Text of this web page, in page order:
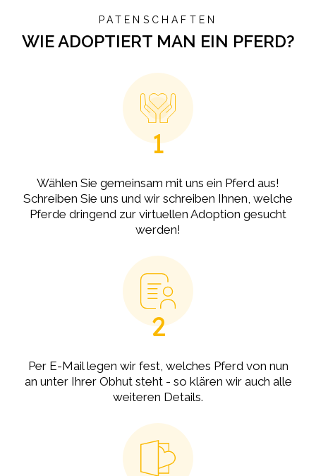
PATENSCHAFTEN
WIE ADOPTIERT MAN EIN PFERD?
1
Wählen Sie gemeinsam mit uns ein Pferd aus!
Schreiben Sie uns und wir schreiben Ihnen, welche
Pferde dringend zur virtuellen Adoption gesucht
werden!
2
Per E-Mail legen wir fest, welches Pferd von nun
an unter Ihrer Obhut steht - so klären wir auch alle
weiteren Details.